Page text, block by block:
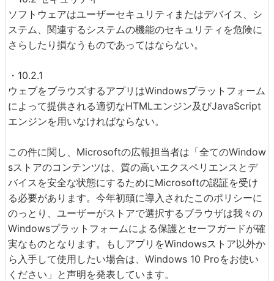
ソフトウェアはユーザーセキュリティまたはデバイス、シ
ステム、関連するシステムの機能のセキュリティを危険に
さらしたり損なうものであってはならない。
・10.2.1
ウェブをブラウズするアプリはWindowsプラットフォーム
によって提供される適切なHTMLエンジン及びJavaScript
エンジンを用いなければならない。
この件に関し、Microsoftの広報担当者は「全てのWindow
sストアのコンテンツは、質の高いエクスペリエンスとデ
バイスを安全な状態にするためにMicrosoftの認証を受け
る必要があります。今年初頭に導入されたこのポリシーに
のっとり、ユーザーがストアで選択するブラウザは我々の
Windowsプラットフォームによる保護とセーフガードが確
実なものとなります。もしアプリをWindowsストア以外か
ら入手して使用したい場合は、Windows 10 Proをお使い
ください」と声明を発表しています。